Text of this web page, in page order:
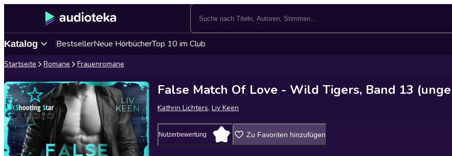
Katalog BestsellerNeue HörbücherTop 10 im Club
Startseite Romane Frauenromane
False Match Of Love - Wild Tigers, Band 13
Kathrin Lichters, Liv Keen
Nutzerbewertung Zu Favoriten hinzufügen